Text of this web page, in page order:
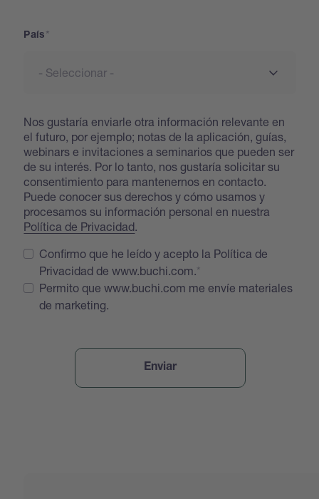
País
Nos gustaría enviarle otra información relevante en
el futuro, por ejemplo; notas de la aplicación, guías,
webinars e invitaciones a seminarios que pueden ser
de su interés. Por lo tanto, nos gustaría solicitar su
consentimiento para mantenernos en contacto.
Puede conocer sus derechos y cómo usamos y
procesamos su información personal en nuestra
Política de Privacidad
Confirmo que he leído y acepto la Política de
Privacidad de www.buchi.com.
Permito que www.buchi.com me envíe materiales
de marketing.